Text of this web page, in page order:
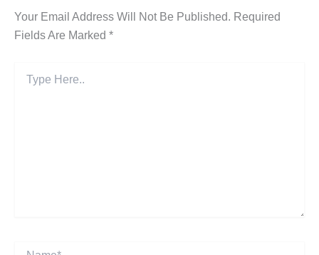
Your Email Address Will Not Be Published. Required
Fields Are Marked *
Here..